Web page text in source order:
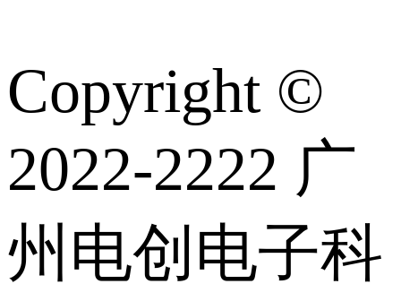
Copyright ©
2022-2222 广
州电创电子科